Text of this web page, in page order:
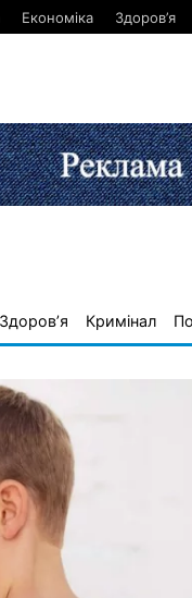
Економіка Здоров’я
Здоров’я Кримінал